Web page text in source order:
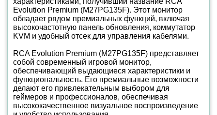
Evolution Premium (M27PG135F). Этот монитор
обладает рядом премиальных функций, включая
высокочастотную панель обновления, коммутатор
KVM и удобный отсек для управления кабелями.
RCA Evolution Premium (M27PG135F) представляет
собой современный игровой монитор,
обеспечивающий выдающиеся характеристики и
функциональность. Его премиальные возможности
делают его привлекательным выбором для
геймеров и профессионалов, обеспечивая
высококачественное визуальное воспроизведение